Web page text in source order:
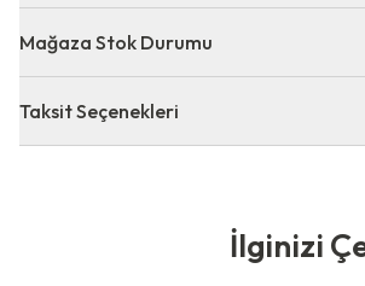
Mağaza Stok Durumu
Taksit Seçenekleri
İlginizi